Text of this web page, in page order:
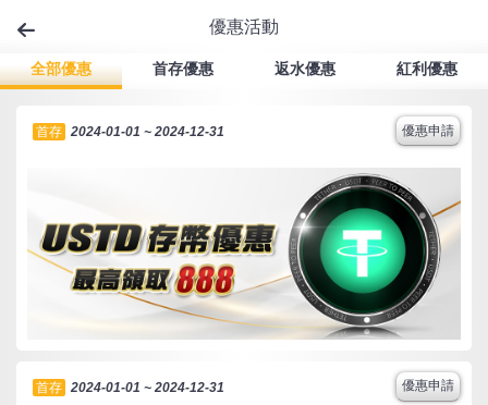
優惠活動
全部優惠 首存優惠 返水優惠 紅利優惠
首存 2024-01-01 ~ 2024-12-31 優惠申請
首存 2024-01-01 ~ 2024-12-31 優惠申請